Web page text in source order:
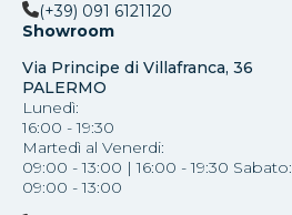
(+39) 091 6121120
Showroom
Via Principe di Villafranca, 36
PALERMO
Lunedì:
16:00 - 19:30
Martedì al Venerdi:
09:00 - 13:00 | 16:00 - 19:30 Sabato:
09:00 - 13:00